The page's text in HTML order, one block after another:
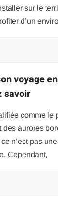
sur le
d’un
voyage
savoir
comme le
des aurores
n’est pas
Cependant,